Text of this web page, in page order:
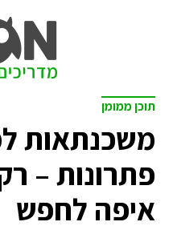
תוכן ממומן
משכנתאות
פתרונות –
איפה לחפש